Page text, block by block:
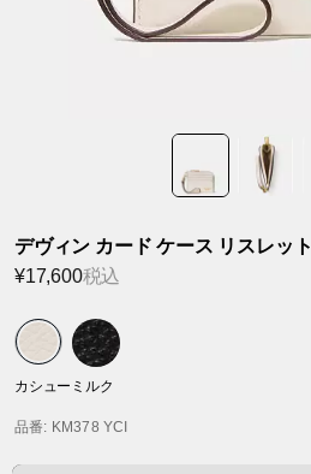
デヴィン カード ケース リスレット
¥17,600税込
カシューミルク
品番: KM378 YCI